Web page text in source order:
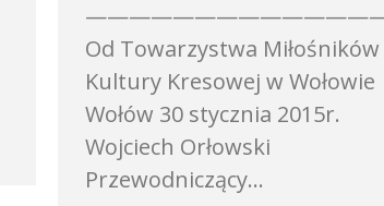
Od Towarzystwa Miłośników
Kultury Kresowej w Wołowie
Wołów 30 stycznia 2015r.
Wojciech Orłowski
Przewodniczący…